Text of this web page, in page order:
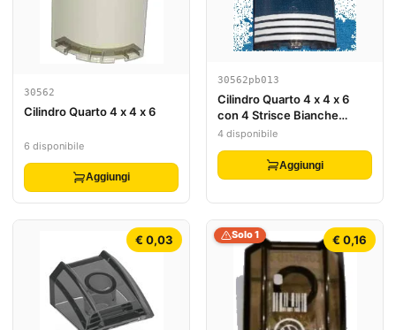
30562
Cilindro Quarto 4 x 4 x 6
6 disponibile
Aggiungi
30562pb013
Cilindro Quarto 4 x 4 x 6
con 4 Strisce Bianche
Motivo (Adesivo) - Set 4513
4 disponibile
Aggiungi
€ 0,03 € 0,16
Solo 1